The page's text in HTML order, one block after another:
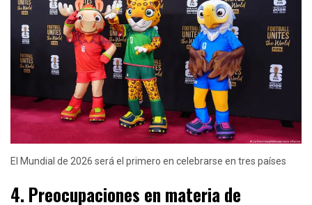
El Mundial de 2026 será el primero en celebrarse en tres países
4. Preocupaciones en materia de